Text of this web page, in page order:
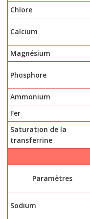
Chlore
Calcium
Magnésium
Phosphore
Ammonium
Fer
Saturation de la
transferrine
Paramètres
Sodium